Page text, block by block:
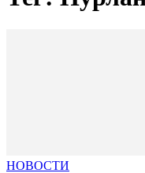
НОВОСТИ